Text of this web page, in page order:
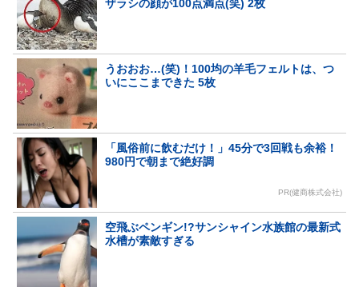
ザラシの顔が100点満点(笑) 2枚
うおおお…(笑)！100均の羊毛フェルトは、つ
いにここまできた 5枚
「風俗前に飲むだけ！」45分で3回戦も余裕！
980円で朝まで絶好調
PR(健商株式会社)
空飛ぶペンギン!?サンシャイン水族館の最新式
水槽が素敵すぎる